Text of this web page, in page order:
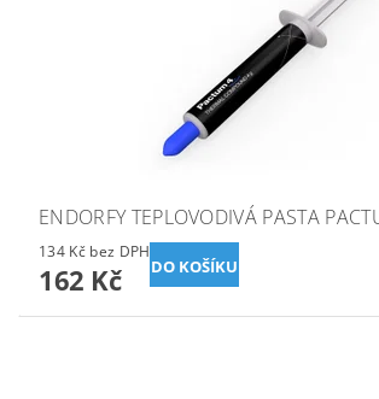
ENDORFY TEPLOVODIVÁ PASTA
134 Kč bez DPH
162 Kč